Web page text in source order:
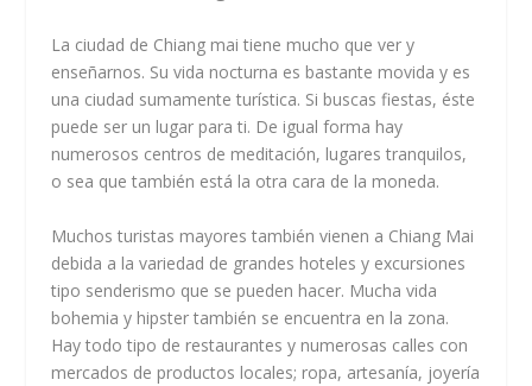
La ciudad de Chiang mai tiene mucho que ver y
enseñarnos. Su vida nocturna es bastante movida y es
una ciudad sumamente turística. Si buscas fiestas, éste
puede ser un lugar para ti. De igual forma hay
numerosos centros de meditación, lugares tranquilos,
o sea que también está la otra cara de la moneda.
Muchos turistas mayores también vienen a Chiang Mai
debida a la variedad de grandes hoteles y excursiones
tipo senderismo que se pueden hacer. Mucha vida
bohemia y hipster también se encuentra en la zona.
Hay todo tipo de restaurantes y numerosas calles con
mercados de productos locales; ropa, artesanía, joyería